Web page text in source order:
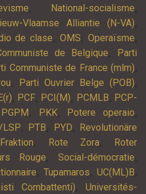
, National-socialisme,
Vlaamse Alliantie (N-VA),
de clase,OMS,Operaïsme,
de Belgique,
Parti
Communiste de France (mlm),
, Parti Ouvrier Belge (POB),
, PCF, PCI(M), PCMLB, PCP-
PGPM , PKK, Potere operaio,
LSP, PTB, PYD,
Revolutionäre
, Rote Zora,
Roter
Rouge, Social-démocratie,
, Tupamaros, UC(ML)B,
Combattenti),Universités-